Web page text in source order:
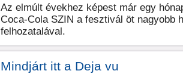
Az elmúlt évekhez képest már egy
Coca-Cola SZIN a fesztivál öt nagyobb
felhozatalával.
Mindjárt itt a Deja vu